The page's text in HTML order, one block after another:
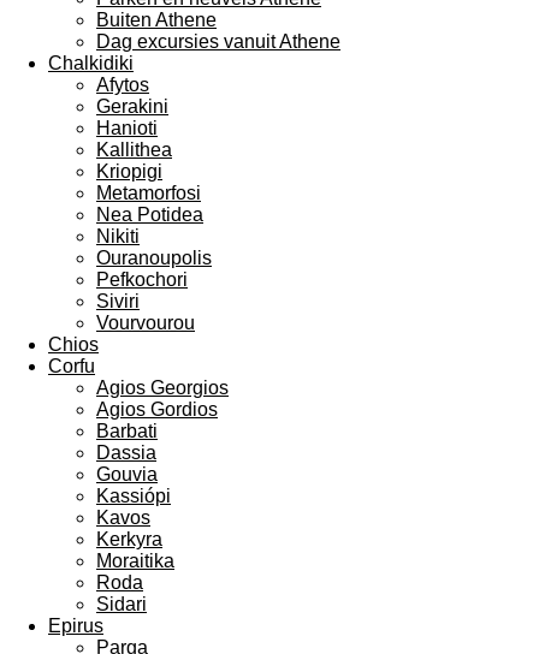
Buiten Athene
Dag excursies vanuit Athene
Chalkidiki
Afytos
Gerakini
Hanioti
Kallithea
Kriopigi
Metamorfosi
Nea Potidea
Nikiti
Ouranoupolis
Pefkochori
Siviri
Vourvourou
Chios
Corfu
Agios Georgios
Agios Gordios
Barbati
Dassia
Gouvia
Kassiópi
Kavos
Kerkyra
Moraitika
Roda
Sidari
Epirus
Parga